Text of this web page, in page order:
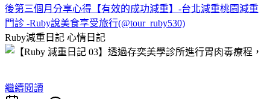
後第三個月分享心得【有效的成功減重】-台北減重桃園減重
門診 -Ruby說美食享受旅行(@tour_ruby530)
Ruby減重日記 心情日記
繼續閱讀